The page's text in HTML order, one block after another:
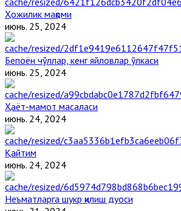
Ҳожилик мақоми
июнь. 25, 2024
Бепоён чўллар, кенг яйловлар ўлкаси
июнь. 25, 2024
Ҳаёт-мамот масаласи
июнь. 24, 2024
Қайтим
июнь. 24, 2024
Неъматларга шукр қилиш дуоси